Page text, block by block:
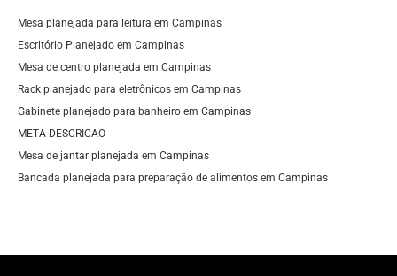
Mesa planejada para leitura em Campinas
Escritório Planejado em Campinas
Mesa de centro planejada em Campinas
Rack planejado para eletrônicos em Campinas
Gabinete planejado para banheiro em Campinas
META DESCRICAO
Mesa de jantar planejada em Campinas
Bancada planejada para preparação de alimentos em Campinas